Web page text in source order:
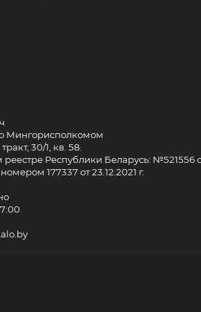
Мингорисполкомом
30/1, кв. 58.
Республики Беларусь: №521556
177337 от 23.12.2021 г.